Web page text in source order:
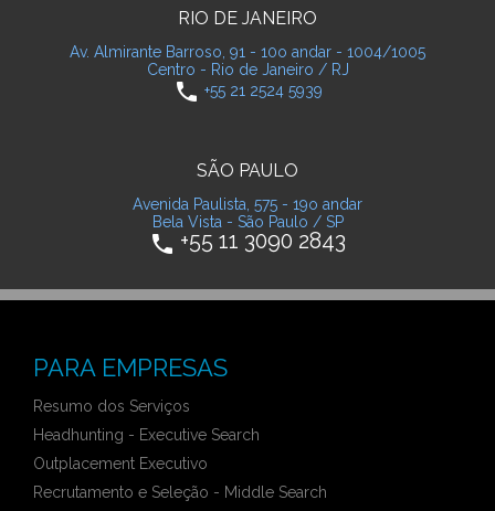
RIO DE JANEIRO
Av. Almirante Barroso, 91 - 10o andar - 1004/1005
Centro - Rio de Janeiro / RJ
phone +55 21 2524 5939
SÃO PAULO
Avenida Paulista, 575 - 19o andar
Bela Vista - São Paulo / SP
phone +55 11 3090 2843
PARA EMPRESAS
Resumo dos Serviços
Headhunting - Executive Search
Outplacement Executivo
Recrutamento e Seleção - Middle Search